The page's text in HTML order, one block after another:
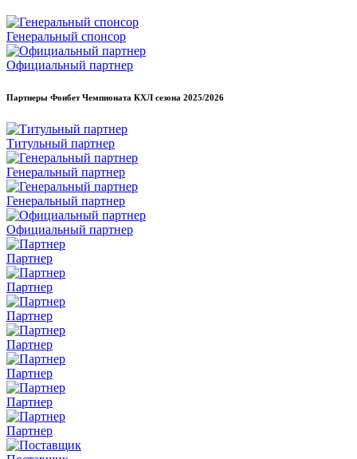
Генеральный спонсор
Официальный партнер
Партнеры Фонбет Чемпионата КХЛ сезона 2025/2026
Титульный партнер
Генеральный партнер
Генеральный партнер
Официальный партнер
Партнер
Партнер
Партнер
Партнер
Партнер
Партнер
Партнер